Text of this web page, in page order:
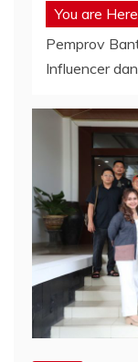
You are Here
Pemprov
Influencer